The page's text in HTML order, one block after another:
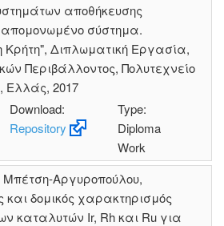
αποθήκευσης
σύστημα.
Διπλωματική Εργασία,
Περιβάλλοντος, Πολυτεχνείο
Ελλάς, 2017
Download:
Repository
Type:
Diploma
Work
Αργυροπούλου,
και δομικός χαρακτηρισμός
καταλυτών Ir, Rh και Ru για